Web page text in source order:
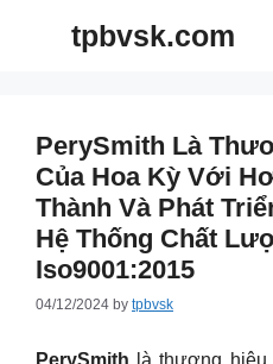
tpbvsk.com
PerySmith Là
Của Hoa Kỳ Với
Thành Và Phát
Hệ Thống Chất
Iso9001:2015
04/12/2024 by tpbvsk
PerySmith là thương